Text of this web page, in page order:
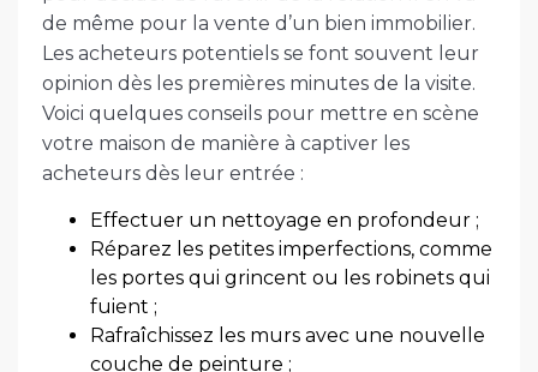
de même pour la vente d’un bien immobilier.
Les acheteurs potentiels se font souvent leur
opinion dès les premières minutes de la visite.
Voici quelques conseils pour mettre en scène
votre maison de manière à captiver les
acheteurs dès leur entrée :
Effectuer un nettoyage en profondeur ;
Réparez les petites imperfections, comme
les portes qui grincent ou les robinets qui
fuient ;
Rafraîchissez les murs avec une nouvelle
couche de peinture ;